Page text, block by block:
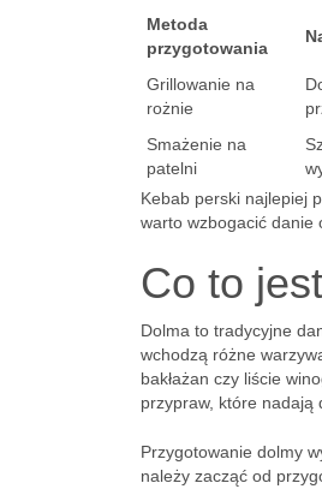
Metoda
przygotowania
Grillowanie na
rożnie
Smażenie na
patelni
Kebab perski najlepiej
warto wzbogacić danie
Co to
Dolma to tradycyjne
wchodzą różne
bakłażan czy liście
przypraw, które nadają
Przygotowanie dolmy
należy zacząć od